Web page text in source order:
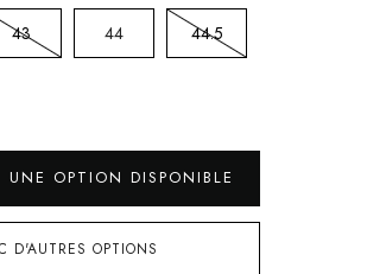
43 44 44.5
UNE OPTION DISPONIBLE
D'AUTRES OPTIONS